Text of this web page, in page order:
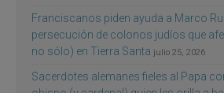
Franciscanos piden ayuda a Marco
persecución de colonos judíos que
no sólo) en Tierra Santa julio 25, 2026
Sacerdotes alemanes fieles al Papa